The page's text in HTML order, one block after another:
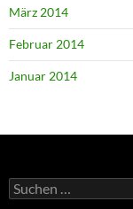
März 2014
Februar 2014
Januar 2014
Suchen
nach: